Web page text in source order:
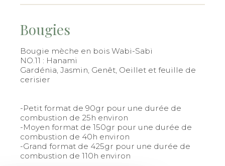
Bougies
Bougie mèche en bois Wabi-Sabi
NO.11 : Hanami
Gardénia, Jasmin, Genêt, Oeillet et feuille de
cerisier
-Petit format de 90gr pour une durée de
combustion de 25h environ
-Moyen format de 150gr pour une durée de
combustion de 40h environ
-Grand format de 425gr pour une durée de
combustion de 110h environ